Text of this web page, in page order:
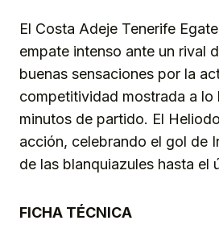
El Costa Adeje Tenerife
empate intenso ante un rival
buenas sensaciones por la
competitividad mostrada a lo
minutos de partido. El
acción, celebrando el gol de
de las blanquiazules hasta el
FICHA TÉCNICA